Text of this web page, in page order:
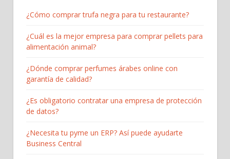
¿Cómo comprar trufa negra para tu restaurante?
¿Cuál es la mejor empresa para comprar pellets para
alimentación animal?
¿Dónde comprar perfumes árabes online con
garantía de calidad?
¿Es obligatorio contratar una empresa de protección
de datos?
¿Necesita tu pyme un ERP? Así puede ayudarte
Business Central